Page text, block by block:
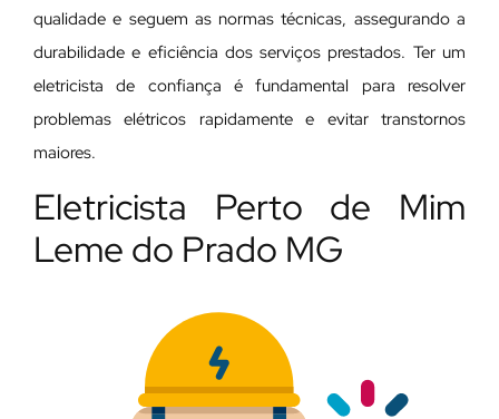
qualidade e seguem as normas técnicas, assegurando a
durabilidade e eficiência dos serviços prestados. Ter um
eletricista de confiança é fundamental para resolver
problemas elétricos rapidamente e evitar transtornos
maiores.
Eletricista Perto de Mim
Leme do Prado MG